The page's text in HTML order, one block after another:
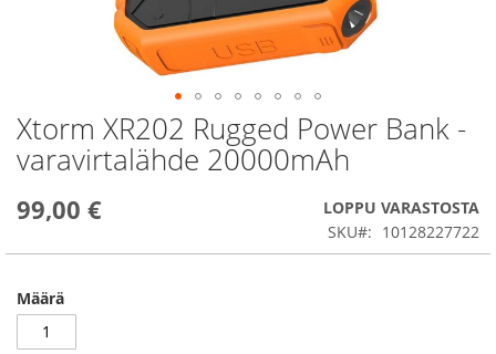
Xtorm XR202 Rugged Power Bank -
varavirtalähde 20000mAh
99,00 €
LOPPU VARASTOSTA
SKU
10128227722
Määrä
Skip
to
the
of